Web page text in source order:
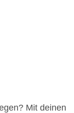
Mit deinen